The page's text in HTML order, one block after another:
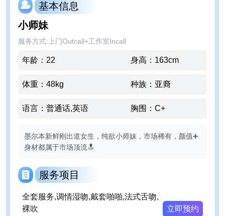
基本信息
小师妹
服务方式: 上门Outcall+工作室Incall
年龄 ： 22 身高 ： 163cm
体重 ： 48kg 种族 ： 亚裔
语言 ： 普通话,英语 胸围 ： C+
墨尔本新鲜刚出道女生，纯欲小师妹，市场稀有，颜值➕
身材都属于市场顶流🔝
服务项目
全套服务,调情湿吻,戴套啪啪,法式舌吻,
裸吹
立即预约